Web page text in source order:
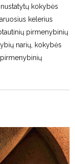
kokybės
kelerius
pirmenybinių
narių, kokybės